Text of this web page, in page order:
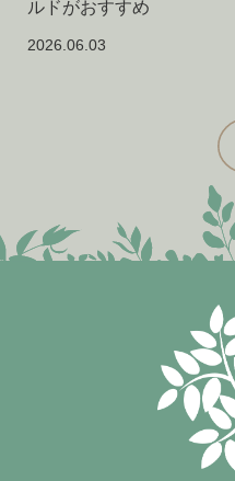
ルドがおすすめ
2026.06.03